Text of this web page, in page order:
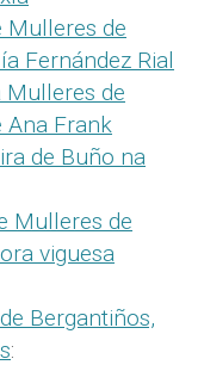
Mulleres de
Fernández Rial
Mulleres de
Ana Frank
de Buño na
Mulleres de
viguesa
Bergantiños,
: